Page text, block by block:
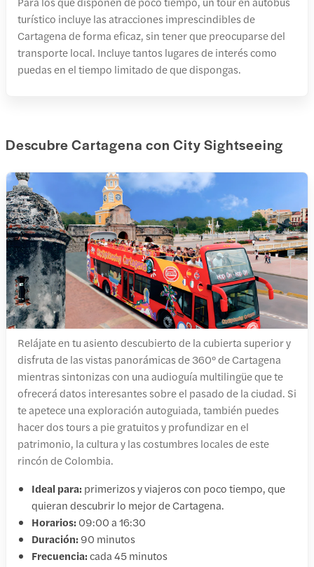
turístico incluye las atracciones imprescindibles de
Cartagena de forma eficaz, sin tener que preocuparse del
transporte local. Incluye tantos lugares de interés como
puedas en el tiempo limitado de que dispongas.
Descubre Cartagena con City Sightseeing
Relájate en tu asiento descubierto de la cubierta superior y
disfruta de las vistas panorámicas de 360º de Cartagena
mientras sintonizas con una audioguía multilingüe que te
ofrecerá datos interesantes sobre el pasado de la ciudad. Si
te apetece una exploración autoguiada, también puedes
hacer dos tours a pie gratuitos y profundizar en el
patrimonio, la cultura y las costumbres locales de este
rincón de Colombia.
Ideal para: primerizos y viajeros con poco tiempo, que
quieran descubrir lo mejor de Cartagena.
Horarios: 09:00 a 16:30
Duración: 90 minutos
Frecuencia:cada 45 minutos